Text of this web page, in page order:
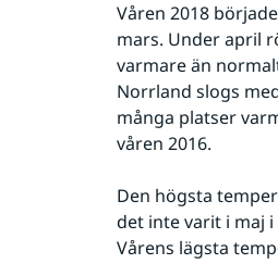
Våren 2018
mars. Under april
varmare än
Norrland slogs
många platser
våren 2016.
Den högsta
det inte varit i maj i
Vårens lägsta